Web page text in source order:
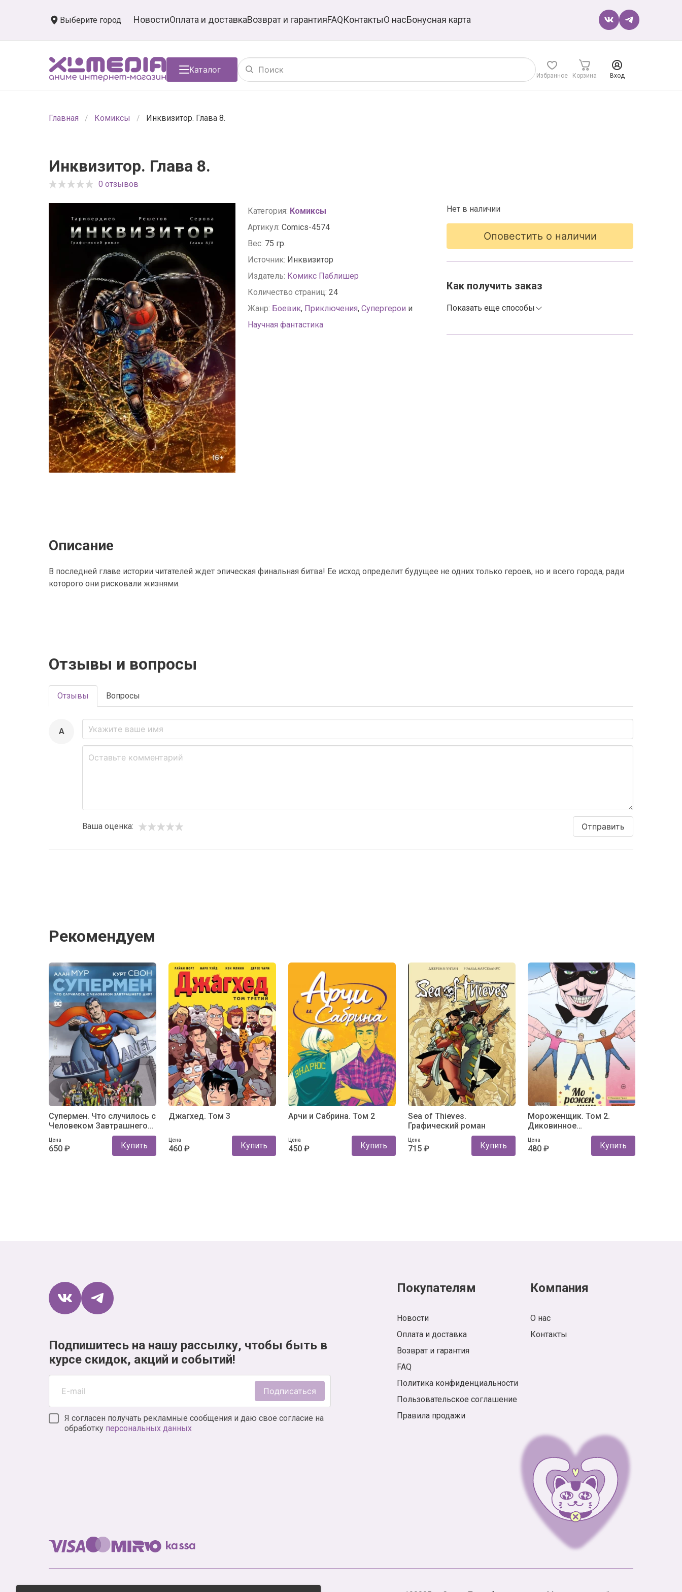
Выберите город НовостиОплата и доставкаВозврат и гарантияFAQКонтактыО насБонусная карта
Каталог
Избранное Корзина Вход
Главная Комиксы Инквизитор. Глава 8.
Инквизитор. Глава 8.
0 отзывов
Категория: Комиксы
Артикул: Comics-4574
Вес: 75 гр.
Источник: Инквизитор
Издатель: Комикс Паблишер
Количество страниц: 24
Жанр: Боевик, Приключения, Супергерои и
Научная фантастика
Нет в наличии
Оповестить о наличии
Как получить заказ
Показать еще способы
Описание
В последней главе истории читателей ждет эпическая финальная битва! Ее исход определит будущее не одних только героев, но и всего города, ради
которого они рисковали жизнями.
Отзывы и вопросы
Отзывы Вопросы
A
Ваша оценка: Отправить
Рекомендуем
Супермен. Что случилось с
Человеком Завтрашнего
Дня? (мягк. обл.)
Цена
650 ₽ Купить
Джагхед. Том 3
Цена
460 ₽ Купить
Арчи и Сабрина. Том 2
Цена
450 ₽ Купить
Sea of Thieves.
Графический роман
Цена
715 ₽ Купить
Мороженщик. Том 2.
Диковинное
неаполитанское
Цена
480 ₽ Купить
Подпишитесь на нашу рассылку, чтобы быть в
курсе скидок, акций и событий!
Подписаться
Я согласен получать рекламные сообщения и даю свое согласие на
обработку персональных данных
Покупателям
Новости
Оплата и доставка
Возврат и гарантия
FAQ
Политика конфиденциальности
Пользовательское соглашение
Правила продажи
Компания
О нас
Контакты